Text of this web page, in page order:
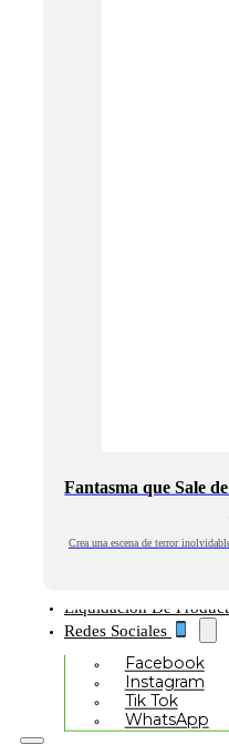
Fantasma que Sale
Crea una escena de terror
Liquidación De
Redes Sociales
Facebook
Instagram
Tik Tok
WhatsApp